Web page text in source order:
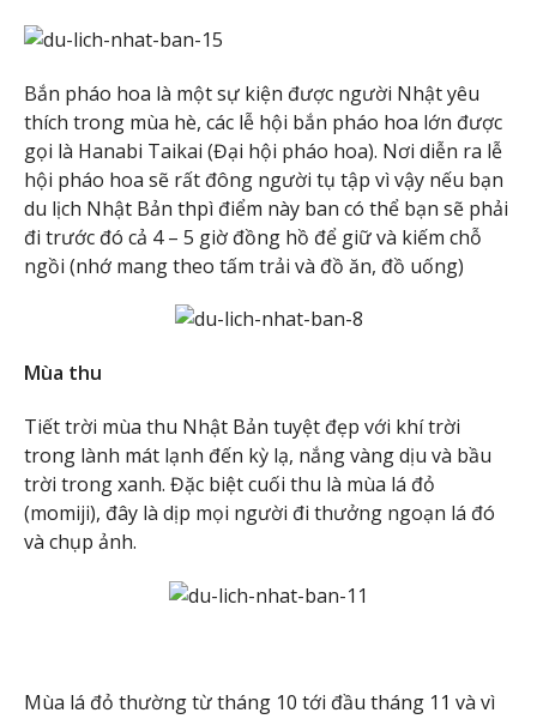
Bắn pháo hoa là một sự kiện được người Nhật yêu
thích trong mùa hè, các lễ hội bắn pháo hoa lớn được
gọi là Hanabi Taikai (Đại hội pháo hoa). Nơi diễn ra lễ
hội pháo hoa sẽ rất đông người tụ tập vì vậy nếu bạn
du lịch Nhật Bản thpì điểm này ban có thể bạn sẽ phải
đi trước đó cả 4 – 5 giờ đồng hồ để giữ và kiếm chỗ
ngồi (nhớ mang theo tấm trải và đồ ăn, đồ uống)
Mùa thu
Tiết trời mùa thu Nhật Bản tuyệt đẹp với khí trời
trong lành mát lạnh đến kỳ lạ, nắng vàng dịu và bầu
trời trong xanh. Đặc biệt cuối thu là mùa lá đỏ
(momiji), đây là dịp mọi người đi thưởng ngoạn lá đó
và chụp ảnh.
Mùa lá đỏ thường từ tháng 10 tới đầu tháng 11 và vì